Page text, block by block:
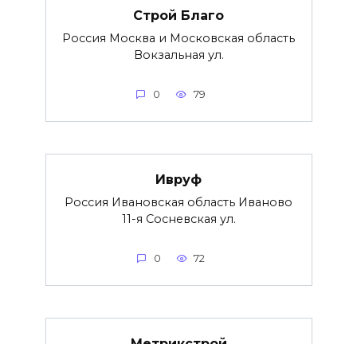
Строй Благо
Россия Москва и Московская область
Вокзальная ул.
0 79
Ивруф
Россия Ивановская область Иваново
11-я Сосневская ул.
0 72